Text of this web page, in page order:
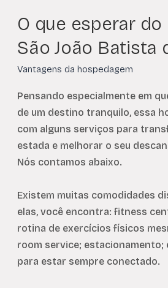
O que esperar
São João Batista
Vantagens da hospedagem
Pensando especialmente em
de um destino tranquilo, essa
com alguns serviços para
estada e melhorar o seu
Nós contamos abaixo.
Existem muitas comodidades
elas, você encontra: fitness
rotina de exercícios físicos
room service; estacionamento;
para estar sempre conectado.